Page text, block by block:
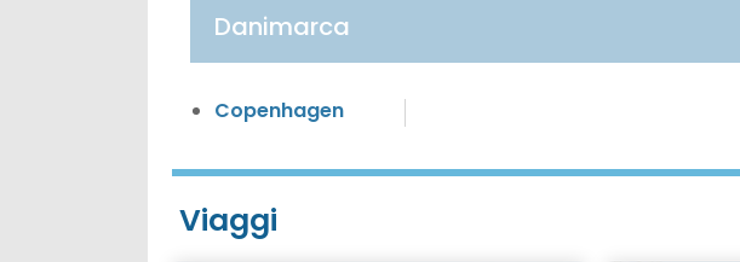
Danimarca
Copenhagen
Viaggi